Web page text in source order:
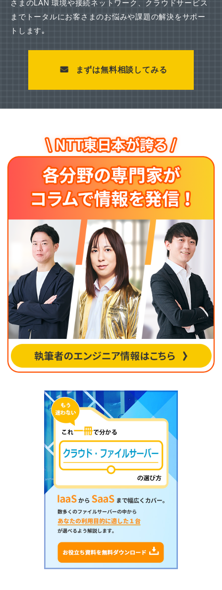
さまのLAN 環境や接続ネットワーク、
クラウドサービス
までトータルにお客さまのお悩みや課題の解決をサポー
トします｡
まずは無料相談してみる